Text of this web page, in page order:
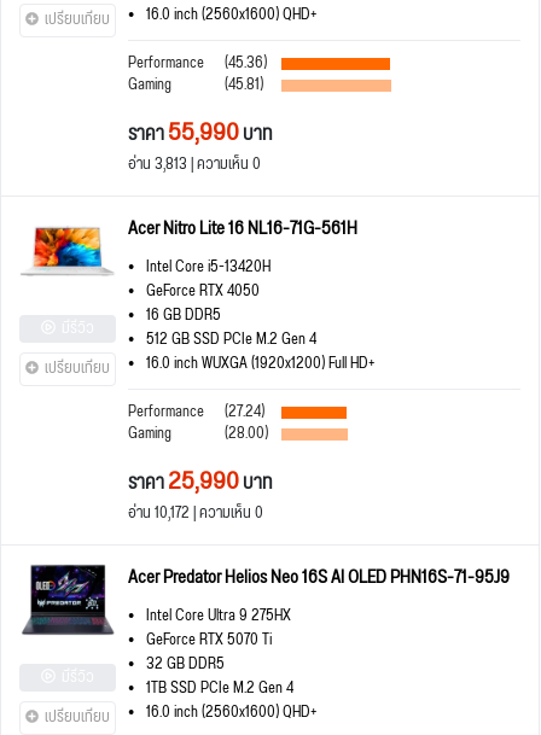
เปรียบเทียบ
16.0 inch (2560x1600) QHD+
Performance
(45.36)
Gaming (45.81)
ราคา55,990บาท
อ่าน 3,813 | ความเห็น 0
เปรียบเทียบ
Acer Nitro Lite 16 NL16-71G-561H
Intel Core i5-13420H
GeForce RTX 4050
16 GB DDR5
512 GB SSD PCIe M.2 Gen 4
16.0 inch WUXGA (1920x1200) Full HD+
Performance
(27.24)
Gaming (28.00)
ราคา25,990บาท
อ่าน 10,172 | ความเห็น 0
เปรียบเทียบ
Acer Predator Helios Neo 16S AI OLED PHN16S-71-95J9
Intel Core Ultra 9 275HX
GeForce RTX 5070 Ti
32 GB DDR5
1TB SSD PCIe M.2 Gen 4
16.0 inch (2560x1600) QHD+